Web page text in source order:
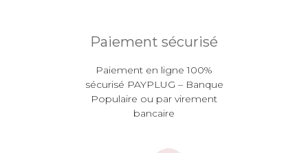
Paiement sécurisé
Paiement en ligne 100%
sécurisé PAYPLUG – Banque
Populaire ou par virement
bancaire